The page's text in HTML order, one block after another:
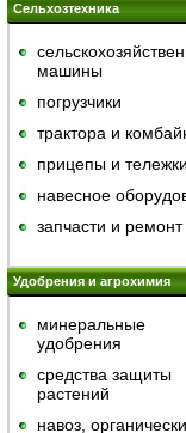
Сельхозтехника
машины
погрузчики
трактора и
прицепы и тележки
навесное
запчасти и ремонт
Удобрения и агрохимия
минеральные
удобрения
средства защиты
растений
навоз,